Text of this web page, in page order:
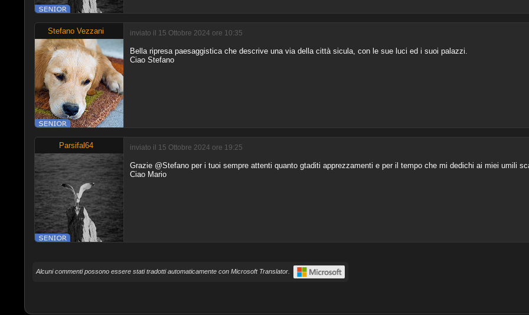
Stefano Vezzani inviato il 15 Ottobre 2024 ore 10:35
Bella ripresa paesaggistica che descrive una via della città sicula, con le sue luci ed i suoi palazzi.
Ciao Stefano
Parsifal64 inviato il 15 Ottobre 2024 ore 19:25
Grazie @Stefano per i tuoi sempre attenti quanto gtaditi apprezzamenti e per il tempo che mi dedichi ai miei umili
Ciao Mario
Alcuni commenti possono essere stati tradotti automaticamente con Microsoft Translator.